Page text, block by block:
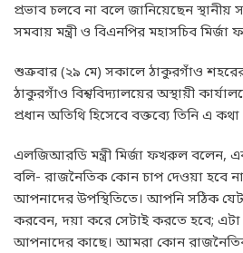
প্রভাব চলবে না বলে জানিয়েছেন স্থানীয়
সমবায় মন্ত্রী ও বিএনপির মহাসচিব
শুক্রবার (২৯ মে) সকালে ঠাকুরগাঁও
ঠাকুরগাঁও বিশ্ববিদ্যালয়ের অস্থায়ী
প্রধান অতিথি হিসেবে বক্তব্যে তিনি এ
এলজিআরডি মন্ত্রী মির্জা ফখরুল বলেন,
বলি- রাজনৈতিক কোন চাপ দেওয়া হবে
আপনাদের উপস্থিতিতে। আপনি সঠিক
করবেন, দয়া করে সেটাই করতে হবে;
আপনাদের কাছে। আমরা কোন